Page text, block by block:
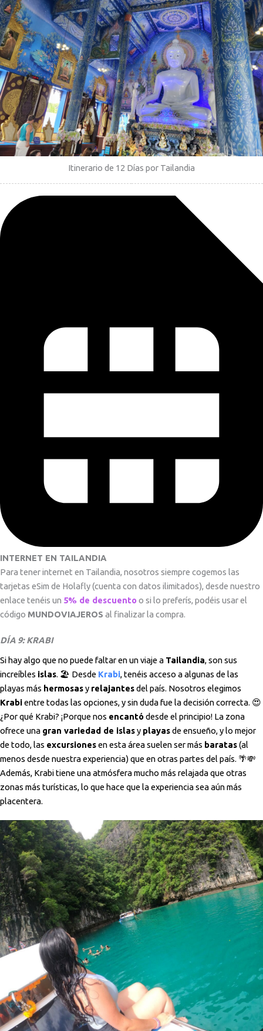
Itinerario de 12 Días por Tailandia
INTERNET EN TAILANDIA
Para tener internet en Tailandia, nosotros siempre cogemos las
tarjetas eSim de Holafly (cuenta con datos ilimitados), desde nuestro
enlace tenéis un 5% de descuentoo si lo preferís, podéis usar el
código MUNDOVIAJEROS al finalizar la compra.
DÍA 9: KRABI
Si hay algo que no puede faltar en un viaje a Tailandia, son sus
increíbles islas. 🏖️ Desde Krabi, tenéis acceso a algunas de las
playas más hermosasy relajantesdel país. Nosotros elegimos
Krabientre todas las opciones, y sin duda fue la decisión correcta. 😍
¿Por qué Krabi? ¡Porque nos encantódesde el principio! La zona
ofrece una gran variedad de islasy playasde ensueño, y lo mejor
de todo, las excursionesen esta área suelen ser más baratas(al
menos desde nuestra experiencia) que en otras partes del país. 🌴💸
Además, Krabi tiene una atmósfera mucho más relajada que otras
zonas más turísticas, lo que hace que la experiencia sea aún más
placentera.